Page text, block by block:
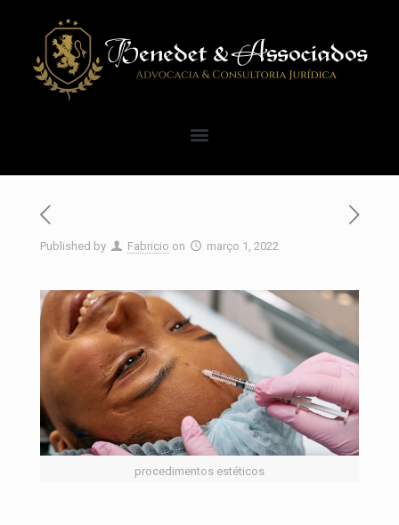
Published by Fabricio on março 1, 2022
procedimentos estéticos